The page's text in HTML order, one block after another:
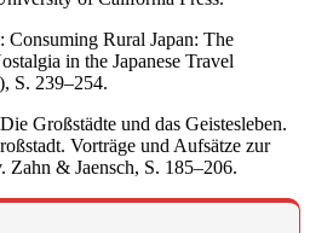
Rural Japan: The
in the Japanese Travel
S. 239–254.
Großstädte und das Geistesleben.
Vorträge und Aufsätze zur
Zahn & Jaensch, S. 185–206.